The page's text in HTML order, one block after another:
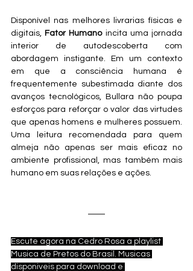
Disponível nas melhores livrarias físicas e
digitais, Fator Humano incita uma jornada
interior de autodescoberta com
abordagem instigante. Em um contexto
em que a consciência humana é
frequentemente subestimada diante dos
avanços tecnológicos, Bullara não poupa
esforços para reforçar o valor das virtudes
que apenas homens e mulheres possuem.
Uma leitura recomendada para quem
almeja não apenas ser mais eficaz no
ambiente profissional, mas também mais
humano em suas relações e ações.
Escute agora na Cedro Rosa a playlist
Musica de Pretos do Brasil. Musicas
disponiveis para download e